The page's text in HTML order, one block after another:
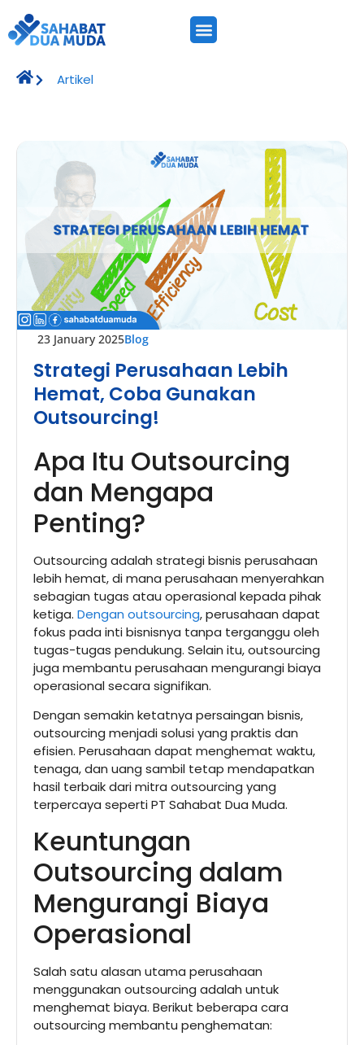
Artikel
23 January 2025Blog
Strategi Perusahaan Lebih
Hemat, Coba Gunakan
Outsourcing!
Apa Itu Outsourcing
dan Mengapa
Penting?
Outsourcing adalah strategi bisnis perusahaan
lebih hemat, di mana perusahaan menyerahkan
sebagian tugas atau operasional kepada pihak
ketiga. Dengan outsourcing, perusahaan dapat
fokus pada inti bisnisnya tanpa terganggu oleh
tugas-tugas pendukung. Selain itu, outsourcing
juga membantu perusahaan mengurangi biaya
operasional secara signifikan.
Dengan semakin ketatnya persaingan bisnis,
outsourcing menjadi solusi yang praktis dan
efisien. Perusahaan dapat menghemat waktu,
tenaga, dan uang sambil tetap mendapatkan
hasil terbaik dari mitra outsourcing yang
terpercaya seperti PT Sahabat Dua Muda.
Keuntungan
Outsourcing dalam
Mengurangi Biaya
Operasional
Salah satu alasan utama perusahaan
menggunakan outsourcing adalah untuk
menghemat biaya. Berikut beberapa cara
outsourcing membantu penghematan: